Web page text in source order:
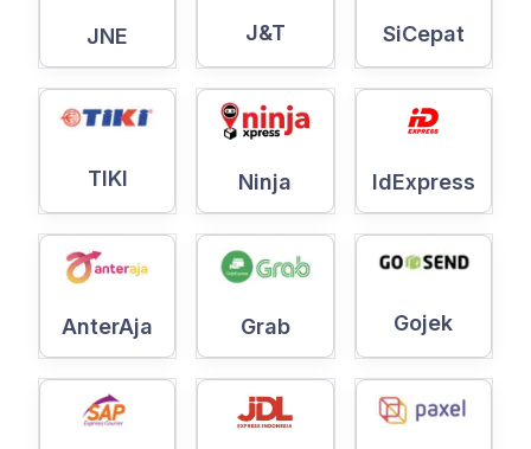
JNE J&T SiCepat
TIKI Ninja IdExpress
AnterAja Grab Gojek